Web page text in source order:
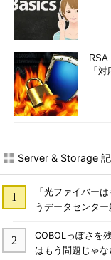
RSA
「
Server & Storage
「光ファイバー
うデータセンタ
COBOLっぽさを
はもう問題じゃな